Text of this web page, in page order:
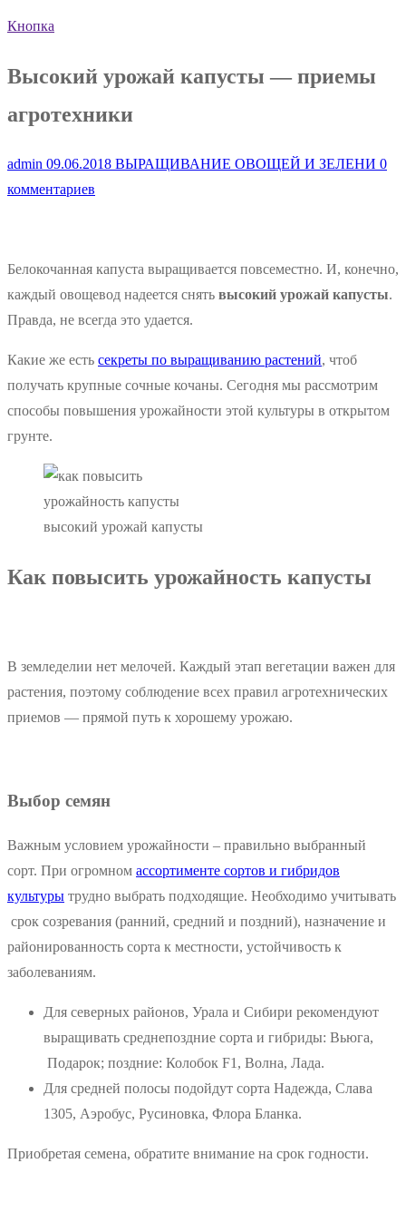
Кнопка
Высокий урожай капусты — приемы
агротехники
admin 09.06.2018 ВЫРАЩИВАНИЕ ОВОЩЕЙ И ЗЕЛЕНИ 0
комментариев
Белокочанная капуста выращивается повсеместно. И, конечно,
каждый овощевод надеется снять высокий урожай капусты.
Правда, не всегда это удается.
Какие же есть секреты по выращиванию растений, чтоб
получать крупные сочные кочаны. Сегодня мы рассмотрим
способы повышения урожайности этой культуры в открытом
грунте.
высокий урожай капусты
Как повысить урожайность капусты
В земледелии нет мелочей. Каждый этап вегетации важен для
растения, поэтому соблюдение всех правил агротехнических
приемов — прямой путь к хорошему урожаю.
Выбор семян
Важным условием урожайности – правильно выбранный
сорт. При огромном ассортименте сортов и гибридов
культуры трудно выбрать подходящие. Необходимо учитывать
срок созревания (ранний, средний и поздний), назначение и
районированность сорта к местности, устойчивость к
заболеваниям.
Для северных районов, Урала и Сибири рекомендуют
выращивать среднепоздние сорта и гибриды: Вьюга,
Подарок; поздние: Колобок F1, Волна, Лада.
Для средней полосы подойдут сорта Надежда, Слава
1305, Аэробус, Русиновка, Флора Бланка.
Приобретая семена, обратите внимание на срок годности.